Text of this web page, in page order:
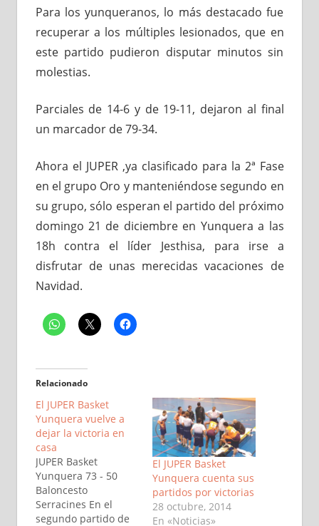
Para los yunqueranos, lo más destacado fue
recuperar a los múltiples lesionados, que en
este partido pudieron disputar minutos sin
molestias.
Parciales de 14-6 y de 19-11, dejaron al final
un marcador de 79-34.
Ahora el JUPER ,ya clasificado para la 2ª Fase
en el grupo Oro y manteniéndose segundo en
su grupo, sólo esperan el partido del próximo
domingo 21 de diciembre en Yunquera a las
18h contra el líder Jesthisa, para irse a
disfrutar de unas merecidas vacaciones de
Navidad.
Relacionado
El JUPER Basket
Yunquera vuelve a
dejar la victoria en
casa
JUPER Basket
Yunquera 73 - 50
Baloncesto
Serracines En el
segundo partido de
El JUPER Basket
Yunquera cuenta sus
partidos por victorias
28 octubre, 2014
En «Noticias»